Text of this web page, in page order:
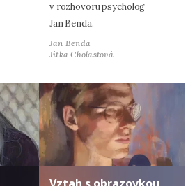
v rozhovoru psycholog
Jan Benda.
Jan Benda
Jitka Cholastová
Vztah s obrazovkou